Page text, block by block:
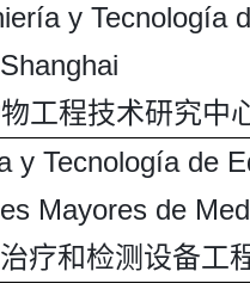
y Tecnología
Shanghai
工程技术研究中
y Tecnología de
Mayores de
疗和检测设备工